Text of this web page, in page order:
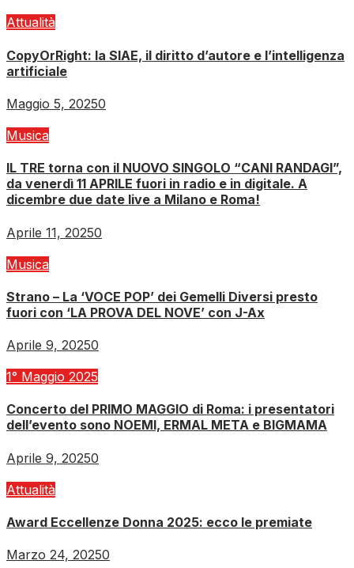
Attualità
CopyOrRight: la SIAE, il diritto d’autore e l’intelligenza
artificiale
Maggio 5, 20250
Musica
IL TRE torna con il NUOVO SINGOLO “CANI RANDAGI”,
da venerdì 11 APRILE fuori in radio e in digitale. A
dicembre due date live a Milano e Roma!
Aprile 11, 20250
Musica
Strano – La ‘VOCE POP’ dei Gemelli Diversi presto
fuori con ‘LA PROVA DEL NOVE’ con J-Ax
Aprile 9, 20250
1° Maggio 2025
Concerto del PRIMO MAGGIO di Roma: i presentatori
dell’evento sono NOEMI, ERMAL META e BIGMAMA
Aprile 9, 20250
Attualità
Award Eccellenze Donna 2025: ecco le premiate
Marzo 24, 20250